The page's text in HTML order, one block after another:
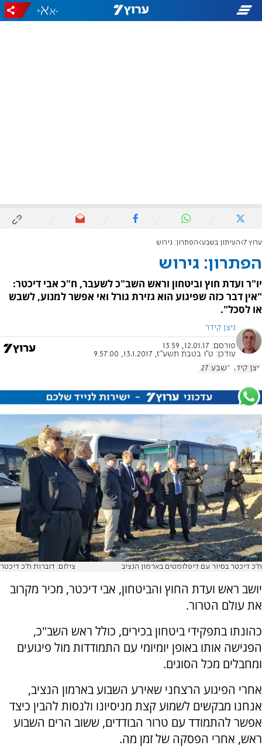
-
+
ערוץ 7 העיתון בשבע הפתרון: גירוש
הפתרון: גירוש
יו"ר ועדת חוץ וביטחון וראש השב"כ לשעבר, ח"כ אבי דיכטר:
"אין דבר כזה שפיגוע הוא גזירת גורל ואי אפשר למנוע, לשבש
או לסכל".
ניצן קידר
פורסם: 12.01.17, 13:59
עודכן: ט"ו בטבת תשע"ז, 13.1.2017, 9:57:00
ניצן קידר בשבע 727
ח"כ דיכטר בסיור עם דיפלומטים בארמון הנציב צילום: דוברות ח"כ דיכטר
יושב ראש ועדת החוץ והביטחון, אבי דיכטר, מכיר מקרוב
את עולם הטרור.
כהונתו בתפקידי ביטחון בכירים, כולל ראש השב"כ,
הפגישה אותו באופן יומיומי עם התמודדות מול פיגועים
ומחבלים מכל הסוגים.
אחרי הפיגוע הרצחני שאירע השבוע בארמון הנציב,
אנחנו מבקשים לשמוע קצת מניסיונו ולנסות להבין כיצד
אפשר להתמודד עם טרור הבודדים, ששוב הרים השבוע
ראש, אחרי הפסקה של זמן מה.